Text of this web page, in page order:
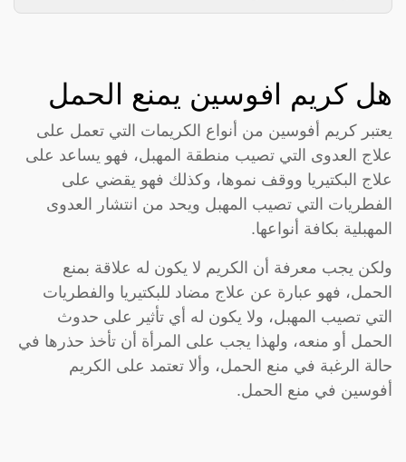
هل كريم افوسين يمنع الحمل
يعتبر كريم أفوسين من أنواع الكريمات التي تعمل على
علاج العدوى التي تصيب منطقة المهبل، فهو يساعد على
علاج البكتيريا ووقف نموها، وكذلك فهو يقضي على
الفطريات التي تصيب المهبل ويحد من انتشار العدوى
المهبلية بكافة أنواعها.
ولكن يجب معرفة أن الكريم لا يكون له علاقة بمنع
الحمل، فهو عبارة عن علاج مضاد للبكتيريا والفطريات
التي تصيب المهبل، ولا يكون له أي تأثير على حدوث
الحمل أو منعه، ولهذا يجب على المرأة أن تأخذ حذرها في
حالة الرغبة في منع الحمل، وألا تعتمد على الكريم
أفوسين في منع الحمل.